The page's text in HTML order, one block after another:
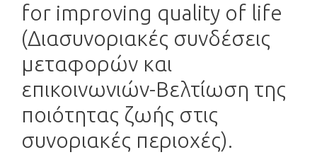
for improving quality of life
(Διασυνοριακές συνδέσεις
μεταφορών και
επικοινωνιών-Βελτίωση της
ποιότητας ζωής στις
συνοριακές περιοχές).